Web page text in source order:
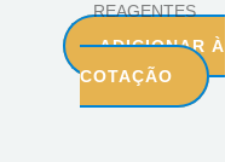
REAGENTES
ADICIONAR À
COTAÇÃO